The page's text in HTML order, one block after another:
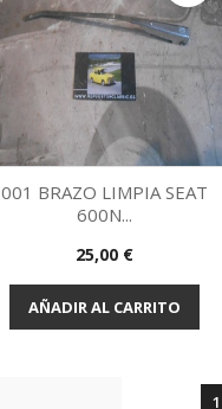
Vista rápida
001 BRAZO LIMPIA SEAT
600N...
Precio
25,00 €
AÑADIR AL CARRITO
1